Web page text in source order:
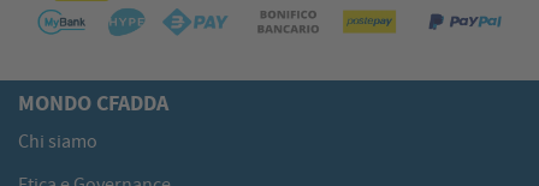
MONDO CFADDA
Chi siamo